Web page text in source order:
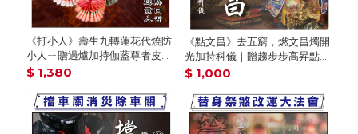
燃文昌燭開
步高昇點文
合) 【鎮
額滿為
《財利和合-桃花姻緣貴人金
箱》-財利和合招貴人姻緣科儀
報名｜贈財利和合御守（新五行
日式御守）│代燒姻緣貴人金箱
金紙 │ 迎貴人招桃花│ 加持過爐
科儀｜代燒 （名額有限，額滿
為止）
$ 1,200
《闔家平安元辰斗》贈全家讀
疏，年頭平安祈福公斗（報名
份可填寫６位）專屬平安元辰
爐（名額有限，額滿為止）代
$ 2,880